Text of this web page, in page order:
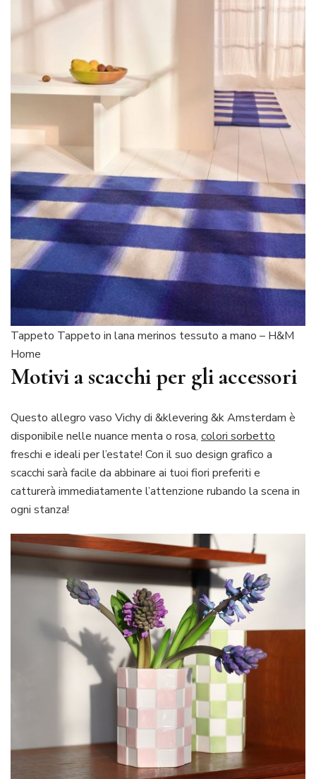
Tappeto Tappeto in lana merinos tessuto a mano – H&M
Home
Motivi a scacchi per gli accessori
Questo allegro vaso Vichy di &klevering &k Amsterdam è
disponibile nelle nuance menta o rosa, colori sorbetto
freschi e ideali per l’estate! Con il suo design grafico a
scacchi sarà facile da abbinare ai tuoi fiori preferiti e
catturerà immediatamente l’attenzione rubando la scena in
ogni stanza!